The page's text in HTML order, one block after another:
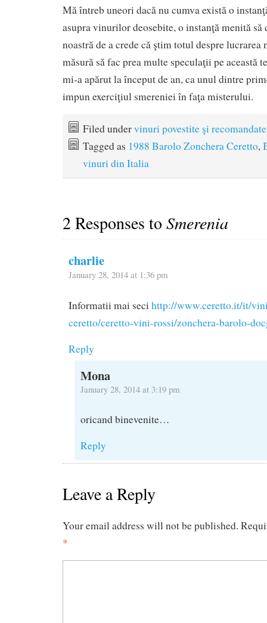
Mă întreb uneori dacă nu cumva există o
asupra vinurilor deosebite, o instanţă menită să
noastră de a crede că ştim totul despre
măsură să fac prea multe speculaţii pe această
mi-a apărut la început de an, ca unul dintre
impun exerciţiul smereniei în faţa misterului.
Filed undervinuri povestite şi recomandate
Tagged as 1988 Barolo Zonchera Ceretto,
vinuri din Italia
2 Responses toSmerenia
charlie
January 28, 2014 at 1:36 pm
Informatii mai seci http://www.ceretto.it/it/
ceretto/ceretto-vini-rossi/zonchera-barolo-
Reply
Mona
January 28, 2014 at 3:19 pm
oricand binevenite…
Reply
Leave a Reply
Your email address will not be published.
*